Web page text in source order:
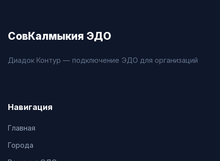
СовКалмыкия ЭДО
Диадок Контур — подключение ЭДО для организаций
Навигация
Главная
Города